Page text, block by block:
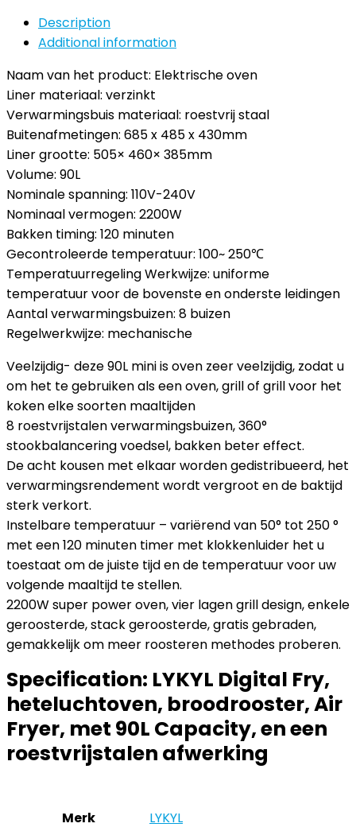
Description
Additional information
Naam van het product: Elektrische oven
Liner materiaal: verzinkt
Verwarmingsbuis materiaal: roestvrij staal
Buitenafmetingen: 685 x 485 x 430mm
Liner grootte: 505× 460× 385mm
Volume: 90L
Nominale spanning: 110V-240V
Nominaal vermogen: 2200W
Bakken timing: 120 minuten
Gecontroleerde temperatuur: 100~ 250℃
Temperatuurregeling Werkwijze: uniforme
temperatuur voor de bovenste en onderste leidingen
Aantal verwarmingsbuizen: 8 buizen
Regelwerkwijze: mechanische
Veelzijdig- deze 90L mini is oven zeer veelzijdig, zodat u
om het te gebruiken als een oven, grill of grill voor het
koken elke soorten maaltijden
8 roestvrijstalen verwarmingsbuizen, 360°
stookbalancering voedsel, bakken beter effect.
De acht kousen met elkaar worden gedistribueerd, het
verwarmingsrendement wordt vergroot en de baktijd
sterk verkort.
Instelbare temperatuur – variërend van 50° tot 250 °
met een 120 minuten timer met klokkenluider het u
toestaat om de juiste tijd en de temperatuur voor uw
volgende maaltijd te stellen.
2200W super power oven, vier lagen grill design, enkele
geroosterde, stack geroosterde, gratis gebraden,
gemakkelijk om meer roosteren methodes proberen.
Specification: LYKYL Digital Fry,
heteluchtoven, broodrooster, Air
Fryer, met 90L Capacity, en een
roestvrijstalen afwerking
Merk ‎LYKYL